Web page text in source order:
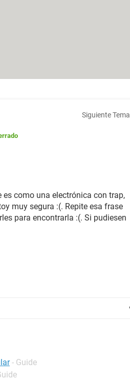
Siguiente Tema
como una electrónica con trap,
muy segura :(. Repite esa frase
para encontrarla :(. Si pudiesen
- Guide